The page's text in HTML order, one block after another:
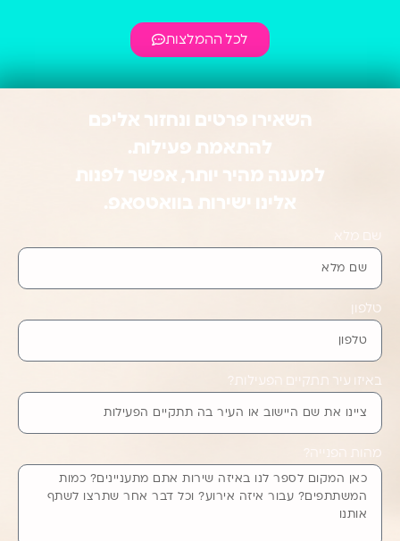
לכל ההמלצות
השאירו פרטים ונחזור אליכם
להתאמת פעילות.
למענה מהיר יותר, אפשר לפנות
אלינו ישירות בוואטסאפ.
טלפון
באיזו עיר תתקיים הפעילות?
מהות הפנייה?